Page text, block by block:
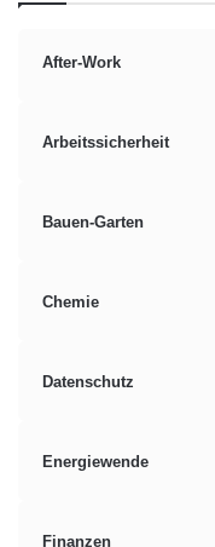
After-Work
Arbeitssicherheit
Bauen-Garten
Chemie
Datenschutz
Energiewende
Finanzen